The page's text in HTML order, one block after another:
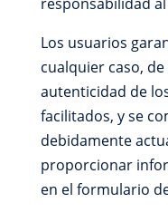
responsabilidad
Los usuarios
cualquier caso,
autenticidad de
facilitados, y se
debidamente
proporcionar
en el formulario